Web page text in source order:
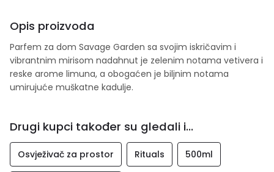
Opis proizvoda
Parfem za dom Savage Garden sa svojim iskričavim i
vibrantnim mirisom nadahnut je zelenim notama vetivera i
reske arome limuna, a obogaćen je biljnim notama
umirujuće muškatne kadulje.
Drugi kupci također su gledali i...
Osvježivač za prostor Rituals 500ml